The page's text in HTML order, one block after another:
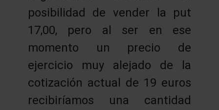
posibilidad de vender la put
17,00, pero al ser en ese
momento un precio de
ejercicio muy alejado de la
cotización actual de 19 euros
recibiríamos una cantidad